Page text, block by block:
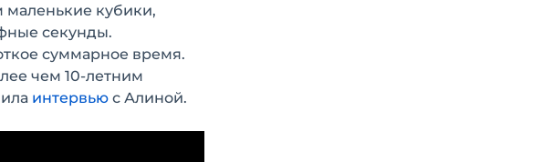
маленькие кубики,
секунды.
суммарное время.
чем 10-летним
интервью с Алиной.